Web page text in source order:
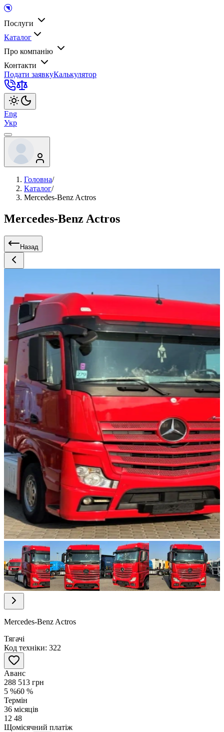
Послуги
Каталог
Про компанію
Контакти
Подати заявкуКалькулятор
Eng
Укр
Головна/
Каталог/
Mercedes-Benz Actros
Mercedes-Benz Actros
Назад
of
31
Item
31
Mercedes-Benz Actros
Тягачі
Код техніки: 322
Аванс
288 513 грн
5 %60 %
Термін
36 місяців
12 48
Щомісячний платіж